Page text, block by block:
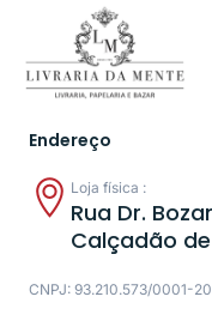
Endereço
Loja física :
Rua Dr.
Calçadão
CNPJ: 93.210.573/0001-20